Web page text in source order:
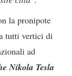
la pronipote
tutti vertici di
ad
Nikola Tesla